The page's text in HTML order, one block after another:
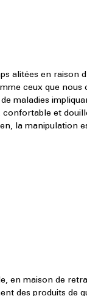
alitées en raison
ceux que nous
maladies
confortable et
la manipulation
en maison de
des produits de